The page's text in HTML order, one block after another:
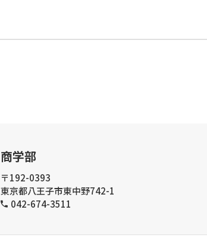
商学部
〒192-0393
東京都八王子市東中野742-1
042-674-3511